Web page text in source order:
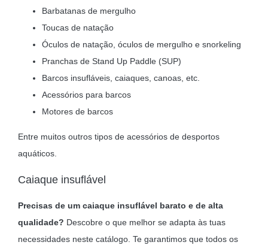
Barbatanas de mergulho
Toucas de natação
Óculos de natação, óculos de mergulho e snorkeling
Pranchas de Stand Up Paddle (SUP)
Barcos insufláveis, caiaques, canoas, etc.
Acessórios para barcos
Motores de barcos
Entre muitos outros tipos de acessórios de desportos
aquáticos.
Caiaque insuflável
Precisas de um caiaque insuflável barato e de alta
qualidade? Descobre o que melhor se adapta às tuas
necessidades neste catálogo. Te garantimos que todos os